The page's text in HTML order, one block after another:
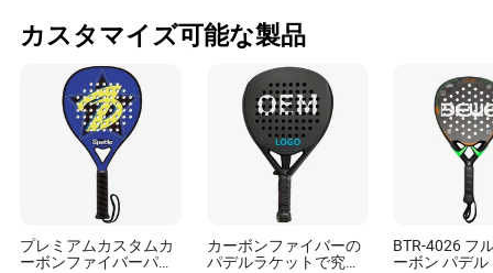
トルコック パデルラケ
ット
カスタマイズ可能な製品
プレミアムカスタムカ
ーボンファイバーパデ
カーボンファイバーの
パデルラケットで究極
BTR-4026 フ
ーボン パデ